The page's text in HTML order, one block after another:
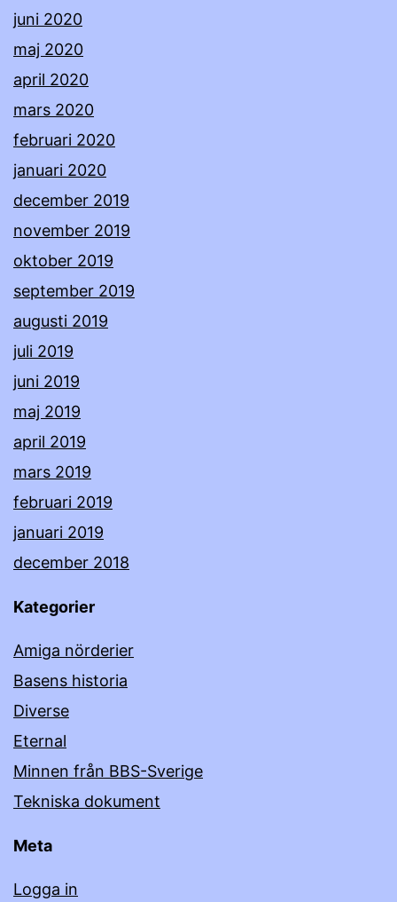
juni 2020
maj 2020
april 2020
mars 2020
februari 2020
januari 2020
december 2019
november 2019
oktober 2019
september 2019
augusti 2019
juli 2019
juni 2019
maj 2019
april 2019
mars 2019
februari 2019
januari 2019
december 2018
Kategorier
Amiga nörderier
Basens historia
Diverse
Eternal
Minnen från BBS-Sverige
Tekniska dokument
Meta
Logga in